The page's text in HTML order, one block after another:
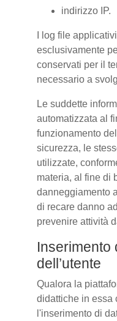
indirizzo IP.
I log file
esclusivamente
conservati per il
necessario a
Le suddette
automatizzata al
funzionamento
sicurezza, le
utilizzate,
materia, al fine di
danneggiamento
di recare danno
prevenire attività
Inserimento
dell’utente
Qualora la
didattiche in essa
l'inserimento di